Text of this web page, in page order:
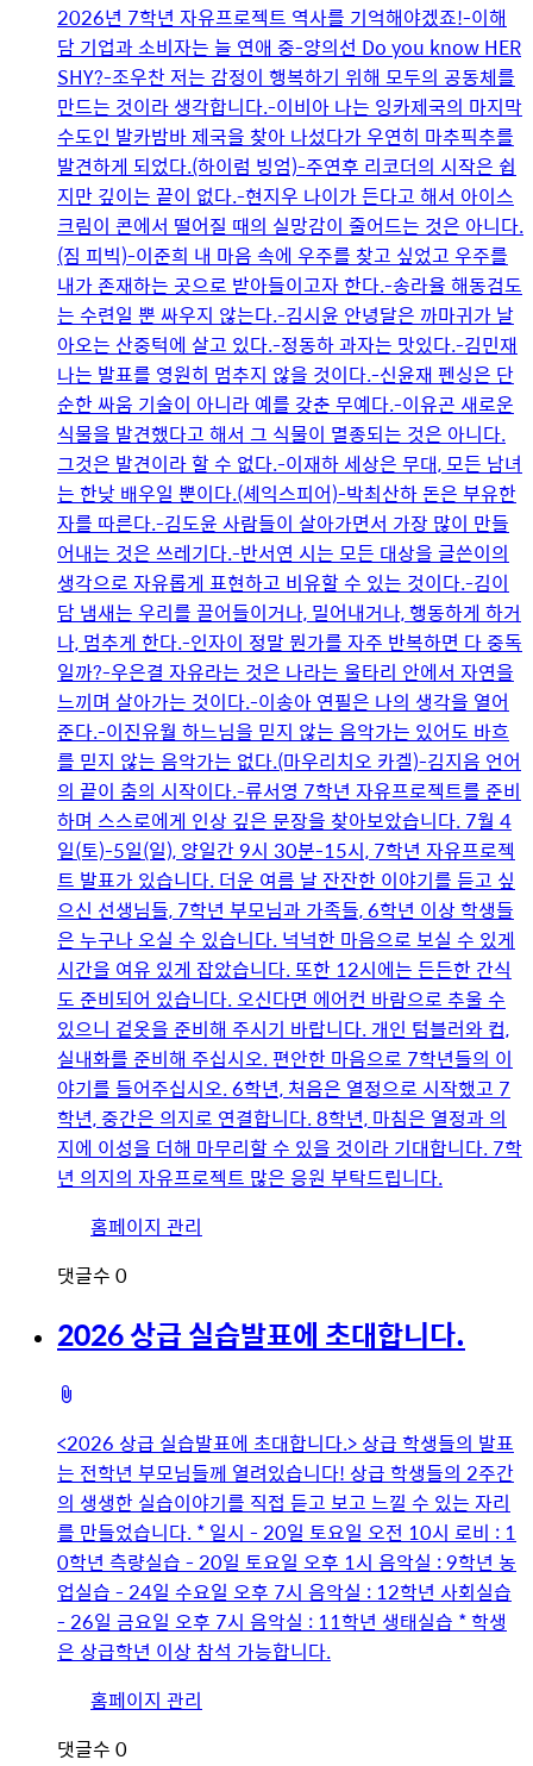
파
일
2026년 7학년 자유프로젝트 역사를 기억해야겠죠!-이해
담 기업과 소비자는 늘 연애 중-양의선 Do you know HER
SHY?-조우찬 저는 감정이 행복하기 위해 모두의 공동체를
만드는 것이라 생각합니다.-이비아 나는 잉카제국의 마지막
수도인 발카밤바 제국을 찾아 나섰다가 우연히 마추픽추를
발견하게 되었다.(하이럼 빙엄)-주연후 리코더의 시작은 쉽
지만 깊이는 끝이 없다.-현지우 나이가 든다고 해서 아이스
크림이 콘에서 떨어질 때의 실망감이 줄어드는 것은 아니다.
(짐 피빅)-이준희 내 마음 속에 우주를 찾고 싶었고 우주를
내가 존재하는 곳으로 받아들이고자 한다.-송라율 해동검도
는 수련일 뿐 싸우지 않는다.-김시윤 안녕달은 까마귀가 날
아오는 산중턱에 살고 있다.-정동하 과자는 맛있다.-김민재
나는 발표를 영원히 멈추지 않을 것이다.-신윤재 펜싱은 단
순한 싸움 기술이 아니라 예를 갖춘 무예다.-이유곤 새로운
식물을 발견했다고 해서 그 식물이 멸종되는 것은 아니다.
그것은 발견이라 할 수 없다.-이재하 세상은 무대, 모든 남녀
는 한낮 배우일 뿐이다.(셰익스피어)-박최산하 돈은 부유한
자를 따른다.-김도윤 사람들이 살아가면서 가장 많이 만들
어내는 것은 쓰레기다.-반서연 시는 모든 대상을 글쓴이의
생각으로 자유롭게 표현하고 비유할 수 있는 것이다.-김이
담 냄새는 우리를 끌어들이거나, 밀어내거나, 행동하게 하거
나, 멈추게 한다.-인자이 정말 뭔가를 자주 반복하면 다 중독
일까?-우은결 자유라는 것은 나라는 울타리 안에서 자연을
느끼며 살아가는 것이다.-이송아 연필은 나의 생각을 열어
준다.-이진유월 하느님을 믿지 않는 음악가는 있어도 바흐
를 믿지 않는 음악가는 없다.(마우리치오 카겔)-김지음 언어
의 끝이 춤의 시작이다.-류서영 7학년 자유프로젝트를 준비
하며 스스로에게 인상 깊은 문장을 찾아보았습니다. 7월 4
일(토)-5일(일), 양일간 9시 30분-15시, 7학년 자유프로젝
트 발표가 있습니다. 더운 여름 날 잔잔한 이야기를 듣고 싶
으신 선생님들, 7학년 부모님과 가족들, 6학년 이상 학생들
은 누구나 오실 수 있습니다. 넉넉한 마음으로 보실 수 있게
시간을 여유 있게 잡았습니다. 또한 12시에는 든든한 간식
도 준비되어 있습니다. 오신다면 에어컨 바람으로 추울 수
있으니 겉옷을 준비해 주시기 바랍니다. 개인 텀블러와 컵,
실내화를 준비해 주십시오. 편안한 마음으로 7학년들의 이
야기를 들어주십시오. 6학년, 처음은 열정으로 시작했고 7
학년, 중간은 의지로 연결합니다. 8학년, 마침은 열정과 의
지에 이성을 더해 마무리할 수 있을 것이라 기대합니다. 7학
년 의지의 자유프로젝트 많은 응원 부탁드립니다.
이
지
홈페이지 관리
댓글수 0
2026 상급 실습발표에 초대합니다.
파
일
<2026 상급 실습발표에 초대합니다.> 상급 학생들의 발표
는 전학년 부모님들께 열려있습니다! 상급 학생들의 2주간
의 생생한 실습이야기를 직접 듣고 보고 느낄 수 있는 자리
를 만들었습니다. * 일시 - 20일 토요일 오전 10시 로비 : 1
0학년 측량실습 - 20일 토요일 오후 1시 음악실 : 9학년 농
업실습 - 24일 수요일 오후 7시 음악실 : 12학년 사회실습
- 26일 금요일 오후 7시 음악실 : 11학년 생태실습 * 학생
은 상급학년 이상 참석 가능합니다.
이
홈페이지 관리
댓글수 0